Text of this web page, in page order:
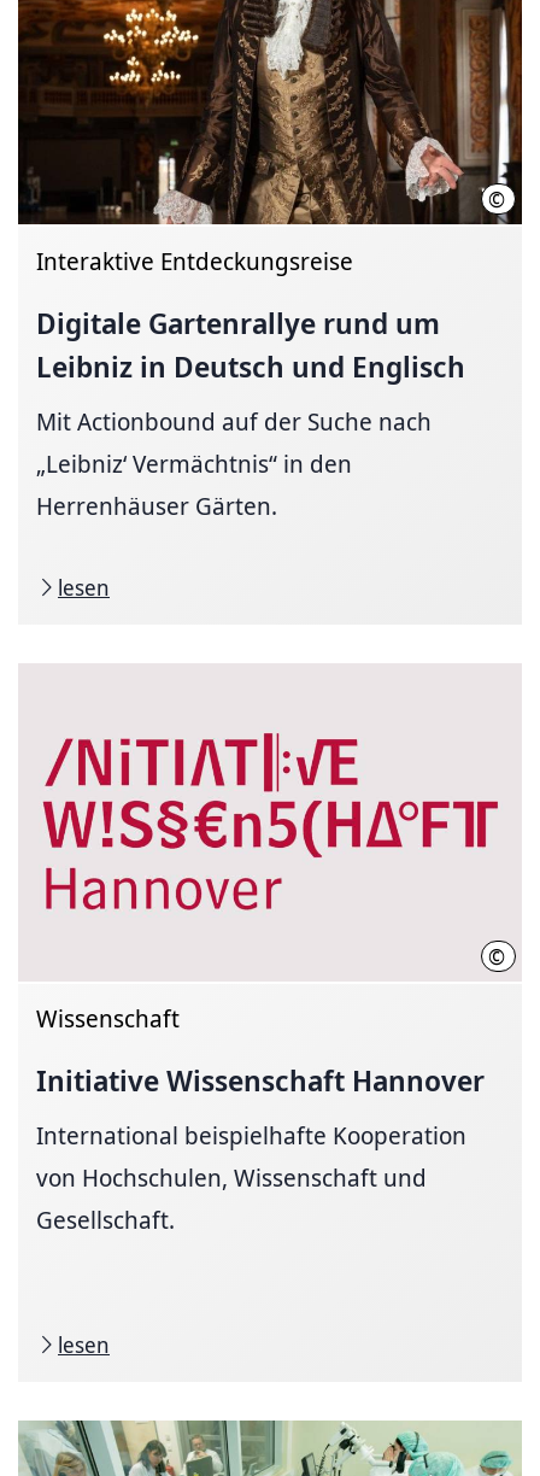
©
Interaktive Entdeckungsreise
Digitale Gartenrallye rund um
Leibniz in Deutsch und Englisch
Mit Actionbound auf der Suche nach
„Leibniz‘ Vermächtnis“ in den
Herrenhäuser Gärten.
lesen
©
Wissenschaft
Initiative Wissenschaft Hannover
International beispielhafte Kooperation
von Hochschulen, Wissenschaft und
Gesellschaft.
lesen